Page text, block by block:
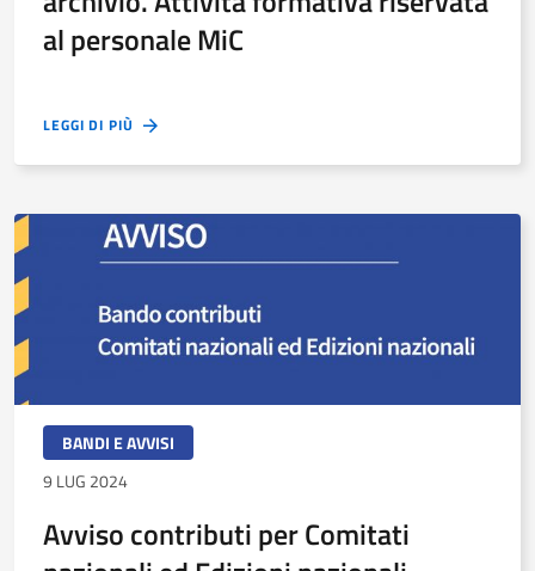
al personale MiC
LEGGI DI PIÙ
BANDI E AVVISI
9 LUG 2024
Avviso contributi per Comitati